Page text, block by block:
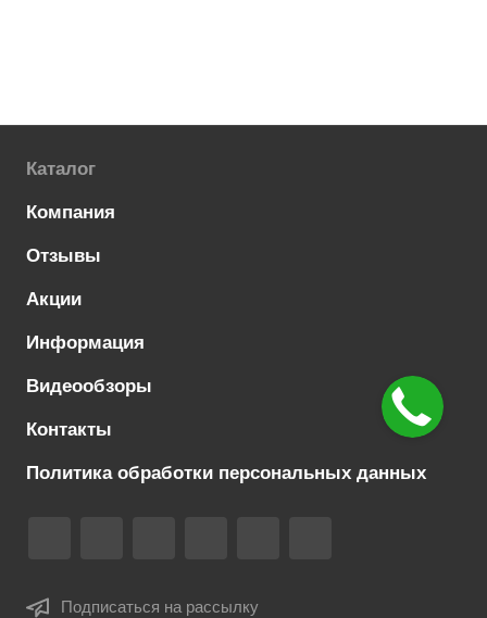
Каталог
Компания
Отзывы
Акции
Информация
Видеообзоры
Контакты
Политика обработки персональных данных
Подписаться на рассылку